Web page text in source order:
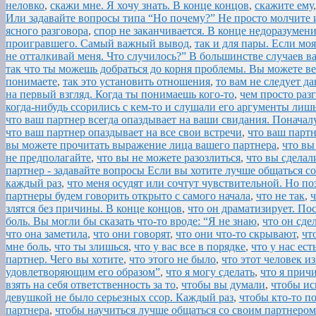
неловко, скажи мне. Я хочу знать. В конце концов, скажите ему
Или задавайте вопросы типа “Но почему?” Не просто молчите
ясного разговора, спор не заканчивается. В конце
проигравшего. Самый важный вывод, так и для пары. Если
не отталкивай меня. Что случилось?” В большинстве случаев
так что ты можешь добраться до корня проблемы. Вы можете
понимаете, так это установить отношения, то вам не следует
на первый взгляд. Когда ты понимаешь кого-то, чем просто
когда-нибудь ссорились с кем-то и слушали его аргументы
что ваш партнер всегда опаздывает на ваши свидания.
что ваш партнер опаздывает на все свои встречи, что ваш
вы можете прочитать выражение лица вашего партнера, что
не предполагайте, что вы не можете разозлиться, что вы
партнер - задавайте вопросы Если вы хотите лучше общаться
каждый раз, что меня осудят или сочтут чувствительной. Но
партнеры будем говорить открыто с самого начала, что не так,
злятся без причины. В конце концов, что он драматизирует.
боль. Вы могли бы сказать что-то вроде: “Я не знаю, что он
что она заметила, что они говорят, что они что-то скрывают,
мне боль, что ты злишься, что у вас все в порядке, что у нас
партнер. Чего вы хотите, что этого не было, что этот человек
удовлетворяющим его образом”, что я могу сделать, что я
взять на себя ответственность за то, чтобы вы думали, чтобы
девушкой не было серьезных ссор. Каждый раз, чтобы кто-то
партнера, чтобы научиться лучше общаться со своим партнером